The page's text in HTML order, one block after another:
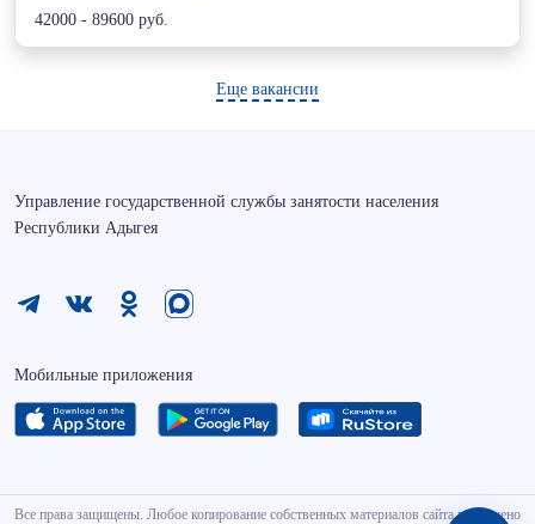
42000 - 89600 руб.
Еще вакансии
Управление государственной службы занятости населения
Республики Адыгея
Мобильные приложения
Все права защищены. Любое копирование собственных материалов сайта разрешено